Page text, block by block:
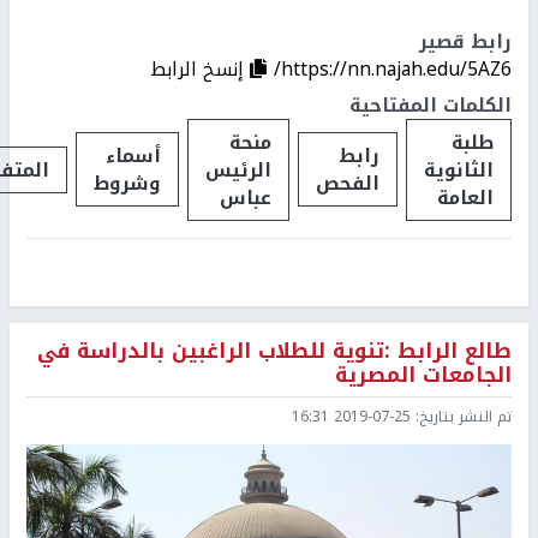
رابط قصير
https://nn.najah.edu/5AZ6/
إنسخ الرابط
الكلمات المفتاحية
طلبة
الثانوية
العامة
رابط
الفحص
منحة
الرئيس
عباس
أسماء
وشروط
طالع الرابط :تنوية للطلاب الراغبين بالدراسة في
الجامعات المصرية
تم النشر بتاريخ: 2019-07-25 16:31